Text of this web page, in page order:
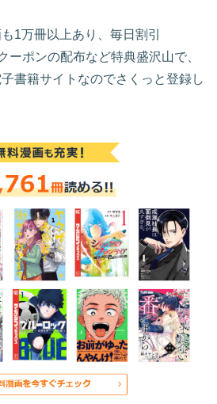
1万冊以上あり、毎日割引
ーポンの配布など特典盛沢山で、
書籍サイトなのでさくっと登録し